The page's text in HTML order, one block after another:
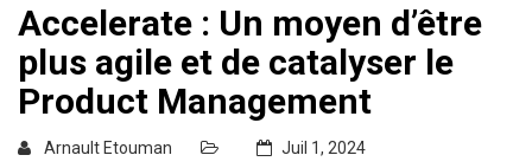
Accelerate : Un moyen d’être
plus agile et de catalyser le
Product Management
Arnault Etouman
Juil 1, 2024